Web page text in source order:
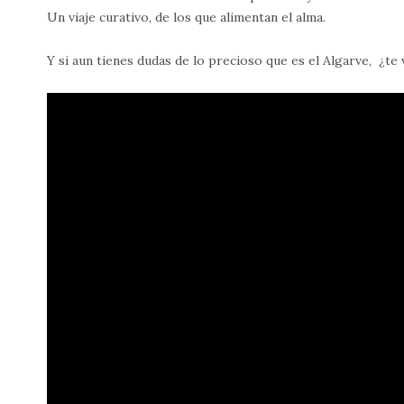
Un viaje curativo, de los que alimentan el alma.
Y si aun tienes dudas de lo precioso que es el Algarve, ¿te